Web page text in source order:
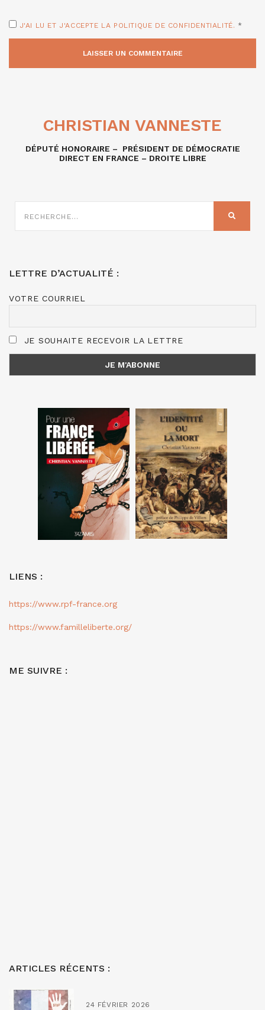
J'AI LU ET J'ACCEPTE LA POLITIQUE DE CONFIDENTIALITÉ. *
CHRISTIAN VANNESTE
DÉPUTÉ HONORAIRE – PRÉSIDENT DE DÉMOCRATIE
DIRECT EN FRANCE – DROITE LIBRE
SUR
LETTRE D’ACTUALITÉ :
VOTRE COURRIEL
JE SOUHAITE RECEVOIR LA LETTRE
LIENS :
https://www.rpf-france.org
https://www.familleliberte.org/
ME SUIVRE :
ARTICLES RÉCENTS :
24 FÉVRIER 2026